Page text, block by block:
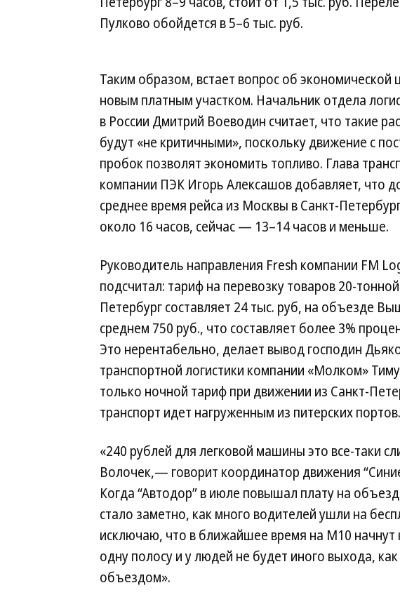
Пулково обойдется в 5–6 тыс. руб.
Таким образом, встает вопрос об экономической
новым платным участком. Начальник отдела
в России Дмитрий Воеводин считает, что такие
будут «не критичными», поскольку движение с
пробок позволят экономить топливо. Глава
компании ПЭК Игорь Алексашов добавляет, что
среднее время рейса из Москвы в Санкт-
около 16 часов, сейчас — 13–14 часов и меньше.
Руководитель направления Fresh компании FM
подсчитал: тариф на перевозку товаров 20-
Петербург составляет 24 тыс. руб, на объезде
среднем 750 руб., что составляет более 3%
Это нерентабельно, делает вывод господин
транспортной логистики компании «Молком»
только ночной тариф при движении из Санкт-
транспорт идет нагруженным из питерских портов.
«240 рублей для легковой машины это все-таки
Волочек,— говорит координатор движения
Когда “Автодор” в июле повышал плату на
стало заметно, как много водителей ушли на
исключаю, что в ближайшее время на М10 начнут
одну полосу и у людей не будет иного выхода,
объездом».